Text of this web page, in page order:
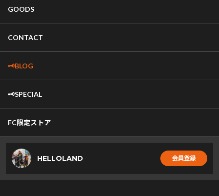
GOODS
CONTACT
🗝️BLOG
🗝️SPECIAL
FC限定ストア
HELLOLAND 会員登録